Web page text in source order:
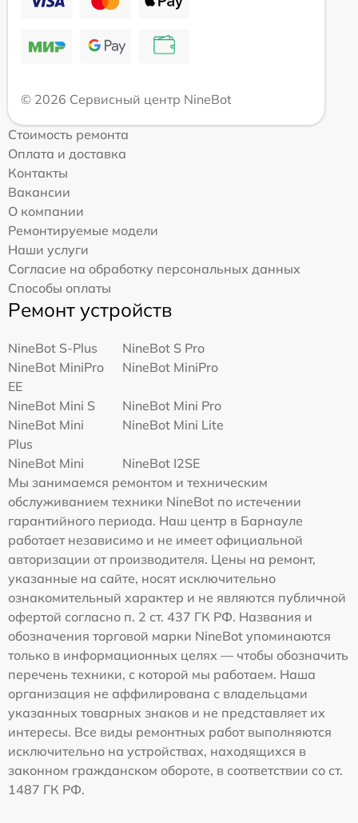
© 2026 Сервисный центр NineBot
Стоимость ремонта
Оплата и доставка
Контакты
Вакансии
О компании
Ремонтируемые модели
Наши услуги
Согласие на обработку персональных данных
Способы оплаты
Ремонт устройств
NineBot S-Plus
NineBot S Pro
NineBot MiniPro
EE
NineBot MiniPro
NineBot Mini S
NineBot Mini Pro
NineBot Mini
Plus
NineBot Mini Lite
NineBot Mini
NineBot I2SE
Мы занимаемся ремонтом и техническим
обслуживанием техники NineBot по истечении
гарантийного периода. Наш центр в Барнауле
работает независимо и не имеет официальной
авторизации от производителя. Цены на ремонт,
указанные на сайте, носят исключительно
ознакомительный характер и не являются публичной
офертой согласно п. 2 ст. 437 ГК РФ. Названия и
обозначения торговой марки NineBot упоминаются
только в информационных целях — чтобы обозначить
перечень техники, с которой мы работаем. Наша
организация не аффилирована с владельцами
указанных товарных знаков и не представляет их
интересы. Все виды ремонтных работ выполняются
исключительно на устройствах, находящихся в
законном гражданском обороте, в соответствии со ст.
1487 ГК РФ.